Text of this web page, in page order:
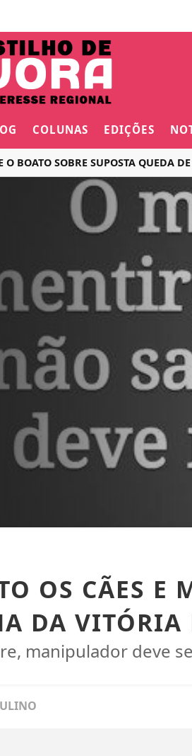
COLUNAS EDIÇÕES
SOBRE SUPOSTA QUEDA DE
OS CÃES E
DA VITÓRIA
manipulador deve